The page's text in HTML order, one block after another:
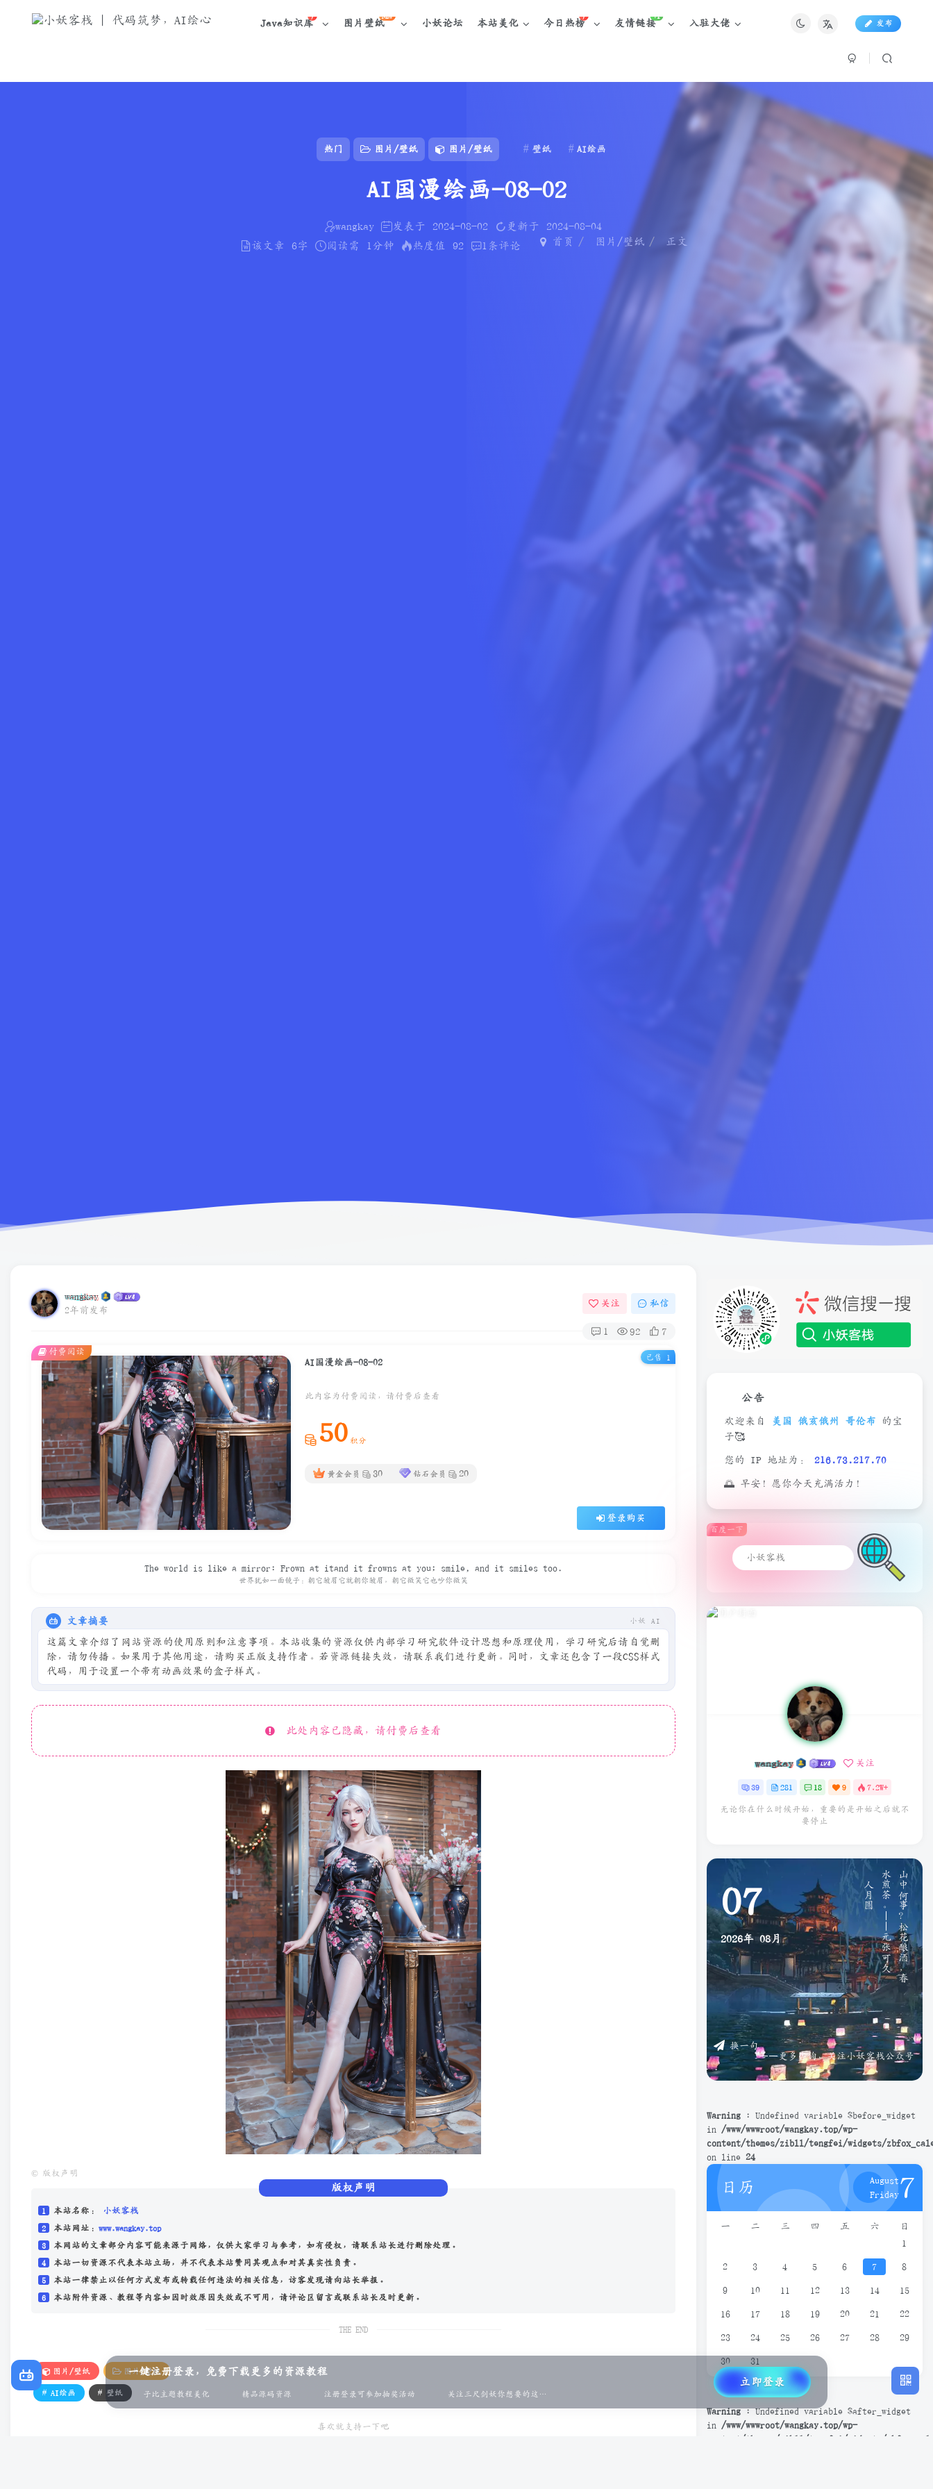
热门 图片/壁纸 图片/壁纸 壁纸 AI绘画
AI国漫绘画-08-02
wangkay 发表于 2024-08-02 更新于
2024-08-04
该文章
6字 阅读需 1分钟 热度值 92 1 条评论 首页 图片/壁纸 正文
Java知识库 图片壁纸
NEW
小妖论坛 本站美化 今日热榜 友情链接
+1
入驻大佬 发布
wangkay
2年前发布
关注 私信
1 92 7
AI国漫绘画-08-02
此内容为付费阅读，请付费后查看
50 积分
黄金会员 30 钻石会员 20
登录购买
付费阅读
已售 1
The world is like a mirror: Frown at itand it frowns at you; smile, and it smiles too.
世界犹如一面镜子：朝它皱眉它就朝你皱眉，朝它微笑它也吵你微笑
文章摘要 小妖 AI
这篇文章介绍了网站资源的使用原则和注意事项。本站收集的资源仅供内部学习研究软件设计思想和原理使用，学习研究后请自觉删
除，请勿传播。如果用于其他用途，请购买正版支持作者。若资源链接失效，请联系我们进行更新。同时，文章还包含了一段CSS样式
代码，用于设置一个带有动画效果的盒子样式。
此处内容已隐藏，请付费后查看
© 版权声明
版权声明
1 本站名称： 小妖客栈
2 本站网址： www.wangkay.top
3 本网站的文章部分内容可能来源于网络，仅供大家学习与参考，如有侵权，请联系站长进行删除处理。
4 本站一切资源不代表本站立场，并不代表本站赞同其观点和对其真实性负责。
5 本站一律禁止以任何方式发布或转载任何违法的相关信息，访客发现请向站长举报。
6 本站附件资源、教程等内容如因时效原因失效或不可用，请评论区留言或联系站长及时更新。
THE END
图片/壁纸 图片/壁纸
# AI绘画 # 壁纸
喜欢就支持一下吧
公告
欢迎来自 美国 俄亥俄州 哥伦布 的宝
子🥰
您的 IP 地址为： 216.73.217.70
🌅 早安！愿你今天充满活力！
百度一下
wangkay 关注
39 281 18 9 7.2W+
无论你在什么时候开始，重要的是开始之后就不
要停止
07
2026年 08月 山
中
何
事
？
松
花
酿
酒
，
春
水
煎
茶
。
—
—
元
张
可
久
《
人
月
圆
》
换一句
——更多咨询，关注小妖客栈公众号
——
Warning
: Undefined variable $before_widget
in /www/wwwroot/wangkay.top/wp-
content/themes/zibll/tengfei/widgets/
on line 24
日历
August
Friday7
一 二 三 四 五 六
日
1
2 3 4 5 6 7 8
9 10 11 12 13 14 15
16 17 18 19 20 21 22
23 24 25 26 27 28 29
30 31
Warning: Undefined variable $after_widget
in /www/wwwroot/wangkay.top/wp-
content/themes/zibll/tengfei/widgets/
一键注册登录，免费下载更多的资源教程
子比主题教程美化 精品源码资源 注册登录可参加抽奖活动 关注三尺剑妖你想要的这里都有
立即登录